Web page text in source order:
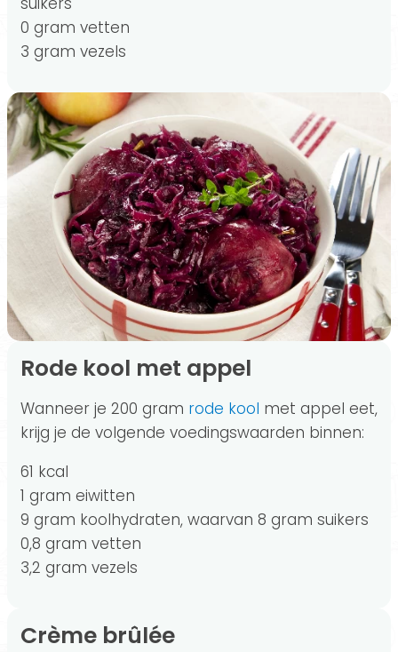
0 gram vetten
3 gram vezels
Rode kool met appel
Wanneer je 200 gram rode kool met appel eet,
krijg je de volgende voedingswaarden binnen:
61 kcal
1 gram eiwitten
9 gram koolhydraten, waarvan 8 gram suikers
0,8 gram vetten
3,2 gram vezels
Crème brûlée